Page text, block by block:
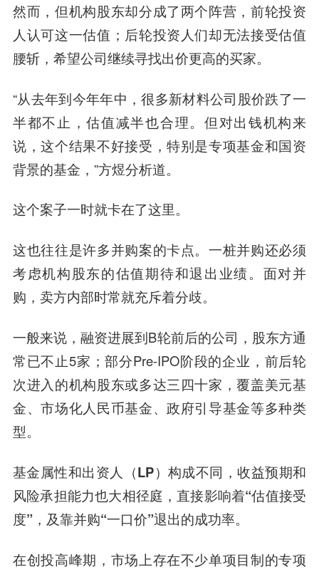
然而，但机构股东却分成了两个阵营，前轮投资
人认可这一估值；后轮投资人们却无法接受估值
腰斩，希望公司继续寻找出价更高的买家。
“从去年到今年年中，很多新材料公司股价跌了一
半都不止，估值减半也合理。但对出钱机构来
说，这个结果不好接受，特别是专项基金和国资
背景的基金，”方煜分析道。
这个案子一时就卡在了这里。
这也往往是许多并购案的卡点。一桩并购还必须
考虑机构股东的估值期待和退出业绩。 面对并
购，卖方内部时常就充斥着分歧。
一般来说，融资进展到B轮前后的公司，股东方通
常已不止5家；部分Pre-IPO阶段的企业，前后轮
次进入的机构股东或多达三四十家，覆盖美元基
金、市场化人民币基金、政府引导基金等多种类
型。
基金属性和出资人（LP）构成不同，收益预期和
风险承担能力也大相径庭，直接影响着“估值接受
度”，及靠并购“一口价”退出的成功率。
在创投高峰期，市场上存在不少单项目制的专项